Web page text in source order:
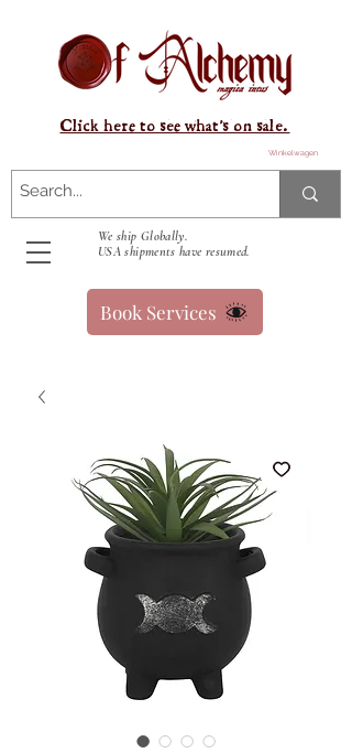
Winkelwagen
We ship Globally.
USA shipments have resumed.
Click here to see what's on sale.
Book Services